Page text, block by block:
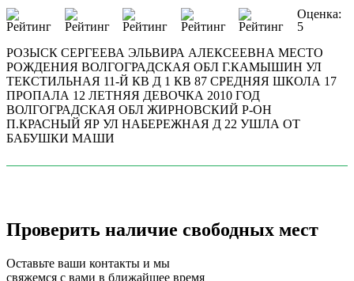
Оценка:
5
РОЗЫСК СЕРГЕЕВА ЭЛЬВИРА АЛЕКСЕЕВНА МЕСТО
РОЖДЕНИЯ ВОЛГОГРАДСКАЯ ОБЛ Г.КАМЫШИН УЛ
ТЕКСТИЛЬНАЯ 11-Й КВ Д 1 КВ 87 СРЕДНЯЯ ШКОЛА 17
ПРОПАЛА 12 ЛЕТНЯЯ ДЕВОЧКА 2010 ГОД
ВОЛГОГРАДСКАЯ ОБЛ ЖИРНОВСКИЙ Р-ОН
П.КРАСНЫЙ ЯР УЛ НАБЕРЕЖНАЯ Д 22 УШЛА ОТ
БАБУШКИ МАШИ
Проверить наличие свободных мест
Оставьте ваши контакты и мы
свяжемся с вами в ближайшее время